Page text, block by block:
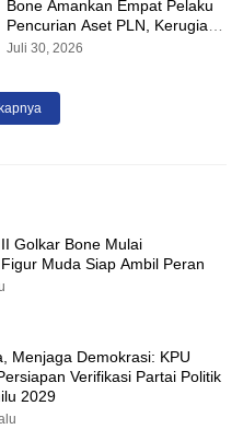
Bone Amankan Empat Pelaku
Pencurian Aset PLN, Kerugian
Ditaksir Capai Rp 3 Milyar
Juli 30, 2026
Golkar Bone Mulai
Muda Siap Ambil Peran
Menjaga Demokrasi: KPU
Verifikasi Partai Politik
2029